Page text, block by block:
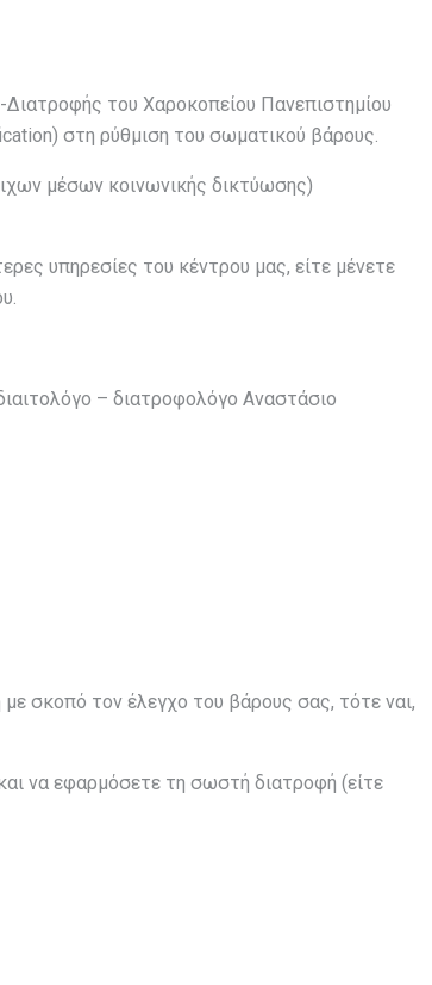
του Χαροκοπείου Πανεπιστημίου
στη ρύθμιση του σωματικού βάρους.
μέσων κοινωνικής δικτύωσης)
υπηρεσίες του κέντρου μας, είτε μένετε
– διατροφολόγο Αναστάσιο
σκοπό τον έλεγχο του βάρους σας, τότε ναι,
να εφαρμόσετε τη σωστή διατροφή (είτε